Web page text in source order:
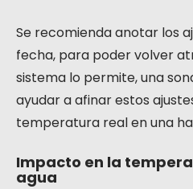
Se recomienda anotar los
fecha, para poder volver
sistema lo permite, una
ayudar a afinar estos
temperatura real en una
Impacto en la
agua